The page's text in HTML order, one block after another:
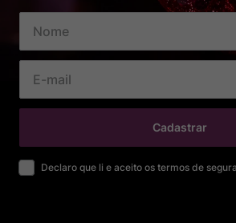
Cadastrar
Declaro que li e aceito os termos de